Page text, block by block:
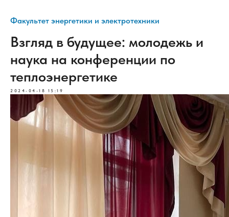
Факультет энергетики и электротехники
Взгляд в будущее: молодежь и
наука на конференции по
теплоэнергетике
2024-04-18 15:19